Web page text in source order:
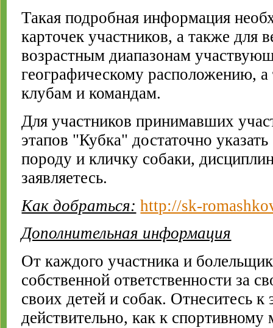
Такая подробная информация
карточек участников, а также для
возрастным диапазонам
географическому расположению,
клубам и командам.
Для учаcтников принимавших
этапов "Кубка" достаточно
породу и кличку собаки,
заявляетесь.
Как добраться: http://sk-
Дополнительная информация
От каждого участника и
собственной ответственности за
своих детей и собак. Отнеситесь к
действительно, как к